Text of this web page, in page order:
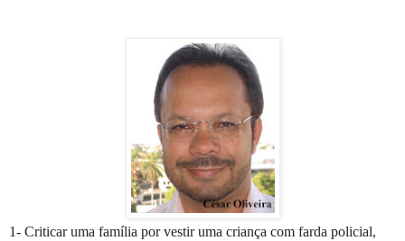
1- Criticar uma família por vestir uma criança com farda policial,